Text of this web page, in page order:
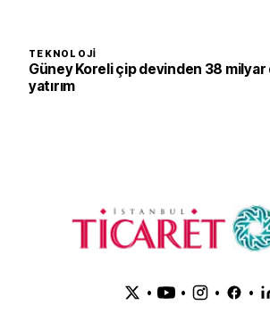
TEKNOLOJI
Güney Koreli çip devinden 38 milyar
yatırım
• • • •